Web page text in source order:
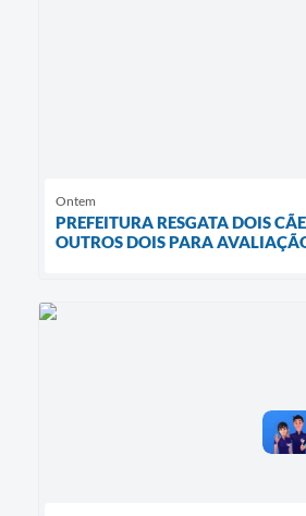
Ontem
PREFEITURA RESGATA DOIS
OUTROS DOIS PARA